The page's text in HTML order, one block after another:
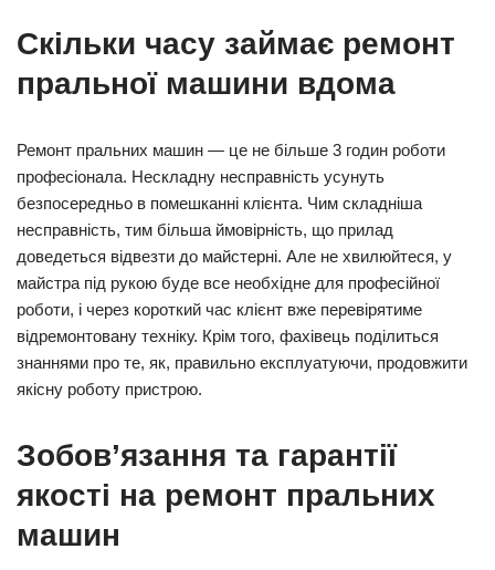
Скільки часу займає ремонт
пральної машини вдома
Ремонт пральних машин — це не більше 3 годин роботи
професіонала. Нескладну несправність усунуть
безпосередньо в помешканні клієнта. Чим складніша
несправність, тим більша ймовірність, що прилад
доведеться відвезти до майстерні. Але не хвилюйтеся, у
майстра під рукою буде все необхідне для професійної
роботи, і через короткий час клієнт вже перевірятиме
відремонтовану техніку. Крім того, фахівець поділиться
знаннями про те, як, правильно експлуатуючи, продовжити
якісну роботу пристрою.
Зобов’язання та гарантії
якості на ремонт пральних
машин